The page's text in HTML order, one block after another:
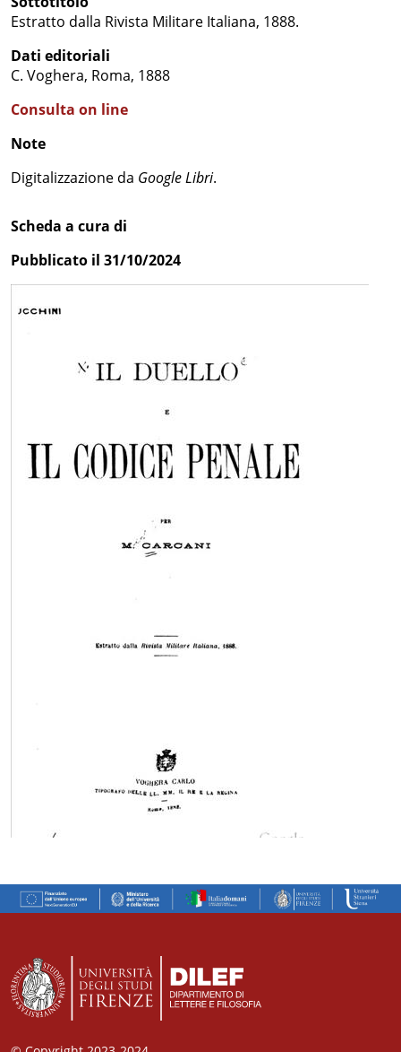
Estratto dalla Rivista Militare Italiana, 1888.
Dati editoriali
C. Voghera, Roma, 1888
Consulta on line
Note
Digitalizzazione da Google Libri.
Scheda a cura di
Pubblicato il 31/10/2024